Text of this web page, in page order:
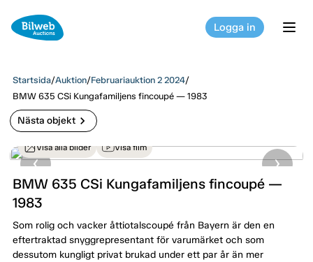
Logga in
Startsida/Auktion/Februariauktion 2 2024/
BMW 635 CSi Kungafamiljens fincoupé — 1983
Nästa objekt chevron_right
Visa alla bilder Visa film
BMW 635 CSi Kungafamiljens fincoupé —
1983
Som rolig och vacker åttiotalscoupé från Bayern är den en
eftertraktad snyggrepresentant för varumärket och som
dessutom kungligt privat brukad under ett par år än mer